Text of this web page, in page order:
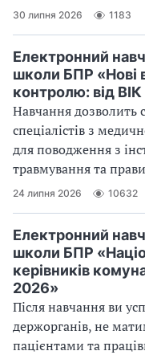
30 липня 2026 1183
Електронний
школи БПР «Нові
контролю: від ВІК
Навчання дозволить
спеціалістів з
для поводження з
травмування та
24 липня 2026 10632
Електронний
школи БПР
керівників
2026»
Після навчання ви
держорганів, не
пацієнтами та